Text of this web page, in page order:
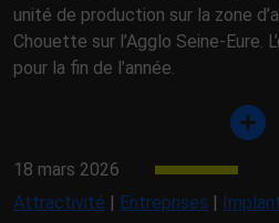
unité de production sur la zone
Chouette sur l’Agglo Seine-Eure.
pour la fin de l’année.
18 mars 2026
Attractivité | Entreprises |